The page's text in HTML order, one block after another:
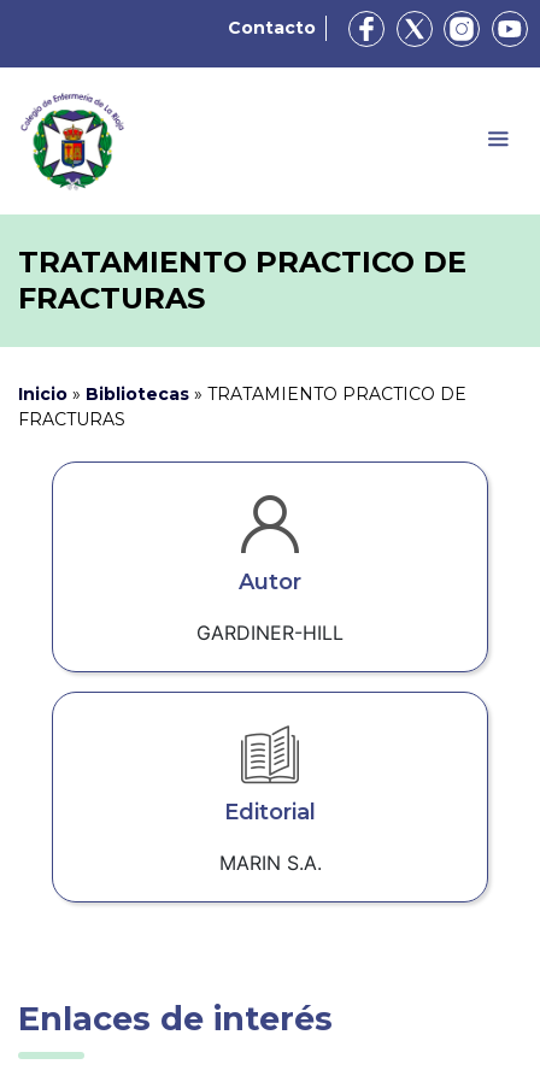
Contacto
TRATAMIENTO PRACTICO DE
FRACTURAS
Inicio » Bibliotecas » TRATAMIENTO PRACTICO DE
FRACTURAS
Autor
GARDINER-HILL
Editorial
MARIN S.A.
Enlaces de interés